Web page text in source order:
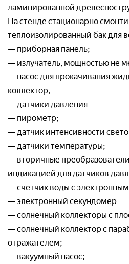
ламинированной
На стенде стационарно
теплоизолированный бак для
— приборная панель;
— излучатель, мощностью не
— насос для прокачивания
коллектор,
— датчики давления
— пирометр;
— датчик интенсивности
— датчики температуры;
— вторичные
индикацией для датчиков
— счетчик воды с
— электронный секундомер
— солнечный коллекторы с
— солнечный коллектор с
отражателем;
— вакуумный насос;
Отправляя заявку, я
Пользовательским
Отправляя заявку, я
Пользовательским